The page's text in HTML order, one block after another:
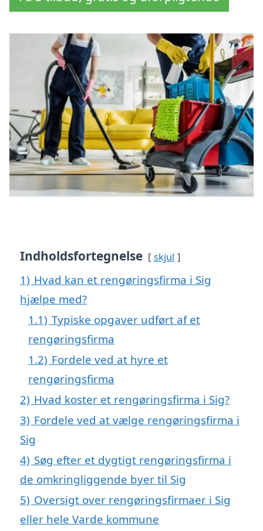
Indholdsfortegnelse skjul
1) Hvad kan et rengøringsfirma i Sig
hjælpe med?
1.1) Typiske opgaver udført af et
rengøringsfirma
1.2) Fordele ved at hyre et
rengøringsfirma
2) Hvad koster et rengøringsfirma i Sig?
3) Fordele ved at vælge rengøringsfirma i
Sig
4) Søg efter et dygtigt rengøringsfirma i
de omkringliggende byer til Sig
5) Oversigt over rengøringsfirmaer i Sig
eller hele Varde kommune